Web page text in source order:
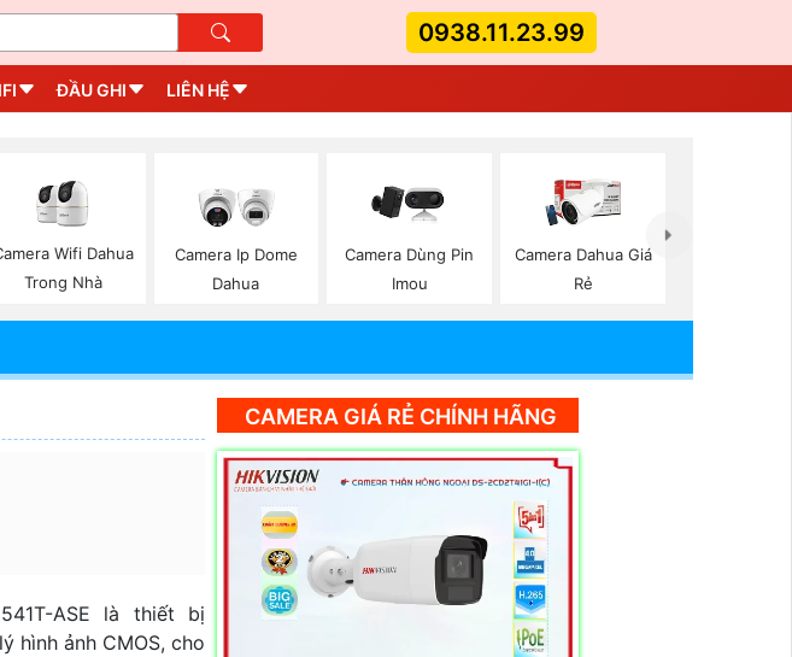
0938.11.23.99
ĐẦU GHI LIÊN HỆ
Wifi Dahua
Trong Nhà
Camera Ip Dome
Dahua
Camera Dùng Pin
Imou
Camera Dahua Giá
Rẻ
ASE là thiết bị
hình ảnh CMOS, cho
CAMERA GIÁ RẺ CHÍNH HÃNG